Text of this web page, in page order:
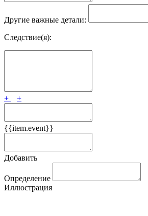
Другие важные детали:
Следствие(я):
+ +
{{item.event}}
Добавить
Определение
Иллюстрация